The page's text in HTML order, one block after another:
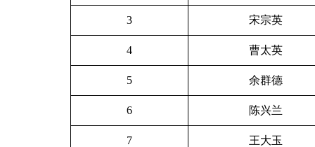
3 宋宗英
4 曹太英
5 余群德
6 陈兴兰
7 王大玉